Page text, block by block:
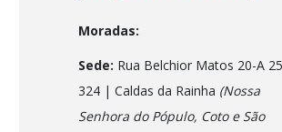
Moradas:
Sede: Rua Belchior Matos 20-A
324 | Caldas da Rainha (Nossa
Senhora do Pópulo, Coto e São